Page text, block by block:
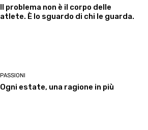
Il problema non è il corpo delle
atlete. È lo sguardo di chi le guarda.
PASSIONI
Ogni estate, una ragione in più